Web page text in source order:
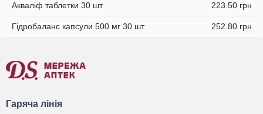
Акваліф таблетки 30 шт 223.50 грн
Гідробаланс капсули 500 мг 30 шт 252.80 грн
Гаряча лінія